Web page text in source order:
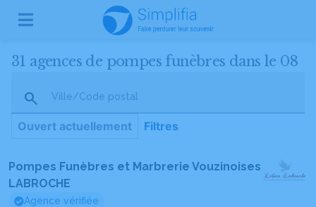
31 agences de pompes funèbres dans le 08
Ville/Code postal
Ouvert actuellement Filtres
Pompes Funèbres et Marbrerie Vouzinoises
LABROCHE
Agence vérifiée